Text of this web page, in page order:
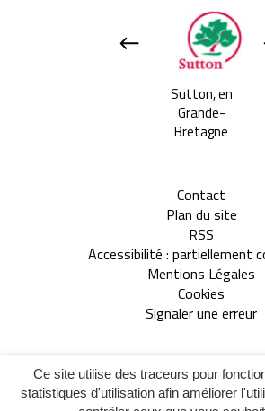
Ce site utilise des traceurs pour
statistiques d'utilisation afin améliorer
Sutton, en
Grande-
Bretagne
Contact
Plan du site
RSS
Accessibilité : partiellement
Mentions Légales
Cookies
Signaler une erreur
Site réalisé par